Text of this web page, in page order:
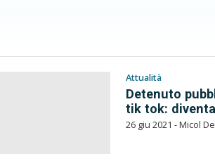
Attualità
Detenuto
tik tok:
26 giu 2021 - Micol